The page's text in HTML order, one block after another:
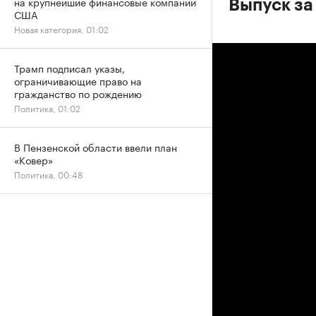
Выпуск
США
Новая категория, 01:02
Трамп подписал указы,
ограничивающие право на
гражданство по рождению
Политика, 01:02
В Пензенской области ввели план
«Ковер»
Политика, 00:48